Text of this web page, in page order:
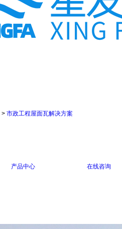
> 市政工程屋面瓦解决方案
产品中心 在线咨询